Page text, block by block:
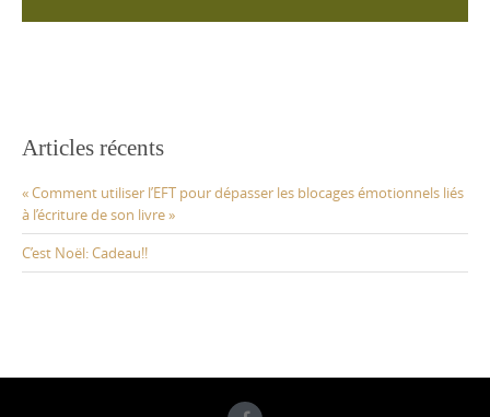
Articles récents
« Comment utiliser l’EFT pour dépasser les blocages émotionnels liés
à l’écriture de son livre »
C’est Noël: Cadeau!!